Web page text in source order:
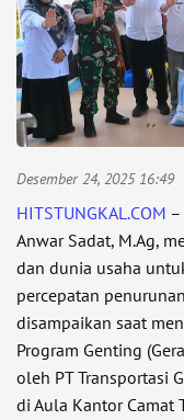
Desember 24, 2025 16:49
HITSTUNGKAL.COM –
Anwar Sadat, M.Ag,
dan dunia usaha
percepatan
disampaikan saat
Program Genting
oleh PT Transportasi
di Aula Kantor Camat